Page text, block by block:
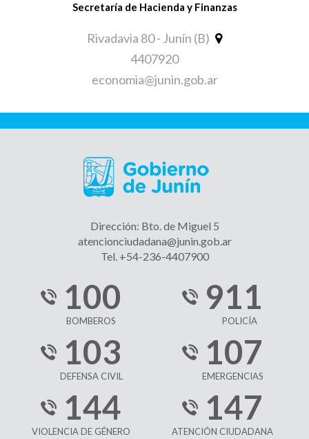
Secretaría de Hacienda y Finanzas
Rivadavia 80 - Junín (B)
4407920
economia@junin.gob.ar
Dirección: Bto. de Miguel 5
atencionciudadana@junin.gob.ar
Tel. +54-236-4407900
100
BOMBEROS
911
POLICÍA
103
DEFENSA CIVIL
107
EMERGENCIAS
144
VIOLENCIA DE GÉNERO
147
ATENCIÓN CIUDADANA